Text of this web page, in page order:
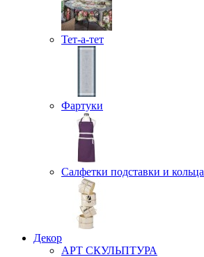
Тет-а-тет
Фартуки
Салфетки подставки и кольца
Декор
АРТ СКУЛЬПТУРА